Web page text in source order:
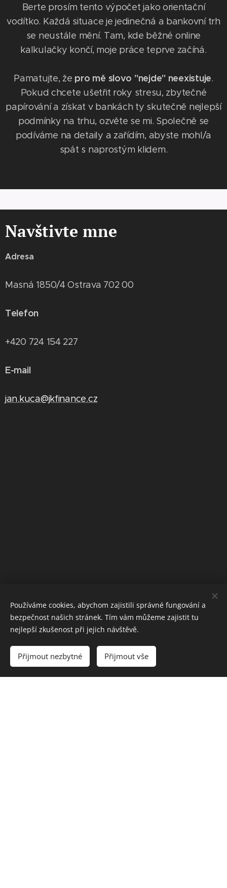
Berte prosím tento výpočet jako orientační
vodítko. Každá situace je jedinečná a bankovní trh
se neustále mění. Tam, kde běžné online
kalkulačky končí, moje práce teprve začíná.
Pamatujte, že pro mě slovo "nejde" neexistuje.
Pokud chcete ušetřit roky stresu, zbytečné
papírování a získat v bankách ty skutečně nejlepší
podmínky na trhu, ozvěte se mi. Společně se
podíváme na detaily a zařídím, abyste mohl/a
spát s naprostým klidem.
Navštivte mne
Adresa
Masná 1850/4 Ostrava 702 00
Telefon
+420 724 154 227
E-mail
jan.kuca@jkfinance.cz
Používáme cookies, abychom zajistili správné fungování a
bezpečnost našich stránek. Tím vám můžeme zajistit tu
nejlepší zkušenost při jejich návštěvě.
Přijmout nezbytné Přijmout vše